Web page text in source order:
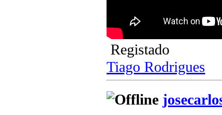
Registado
Tiago Rodrigues